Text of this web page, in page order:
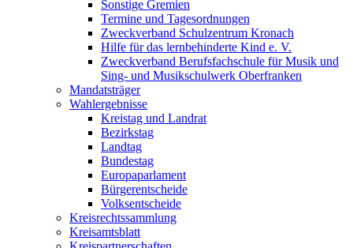
Sonstige Gremien
Termine und Tagesordnungen
Zweckverband Schulzentrum Kronach
Hilfe für das lernbehinderte Kind e. V.
Zweckverband Berufsfachschule für Musik und
Sing- und Musikschulwerk Oberfranken
Mandatsträger
Wahlergebnisse
Kreistag und Landrat
Bezirkstag
Landtag
Bundestag
Europaparlament
Bürgerentscheide
Volksentscheide
Kreisrechtssammlung
Kreisamtsblatt